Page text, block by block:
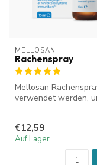
MELLOSAN
Rachenspray
Mellosan
verwendet werden,
€12,59
Auf Lager